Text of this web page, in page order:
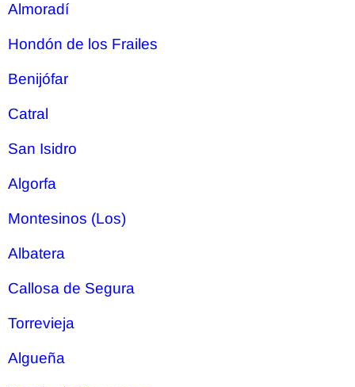
Almoradí
Hondón de los Frailes
Benijófar
Catral
San Isidro
Algorfa
Montesinos (Los)
Albatera
Callosa de Segura
Torrevieja
Algueña